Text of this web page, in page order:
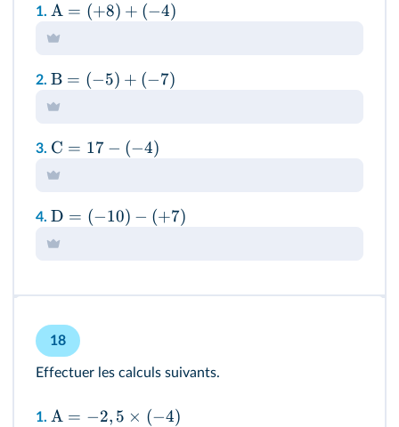
1. A = (+8) + (−4)
2. B = (−5) + (−7)
3. C = 17 − (−4)
4. D = (−10) − (+7)
18
Effectuer les calculs suivants.
1. A = −2, 5 × (−4)